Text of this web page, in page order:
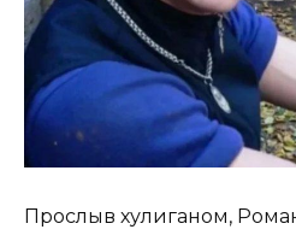
Прослыв хулиганом,